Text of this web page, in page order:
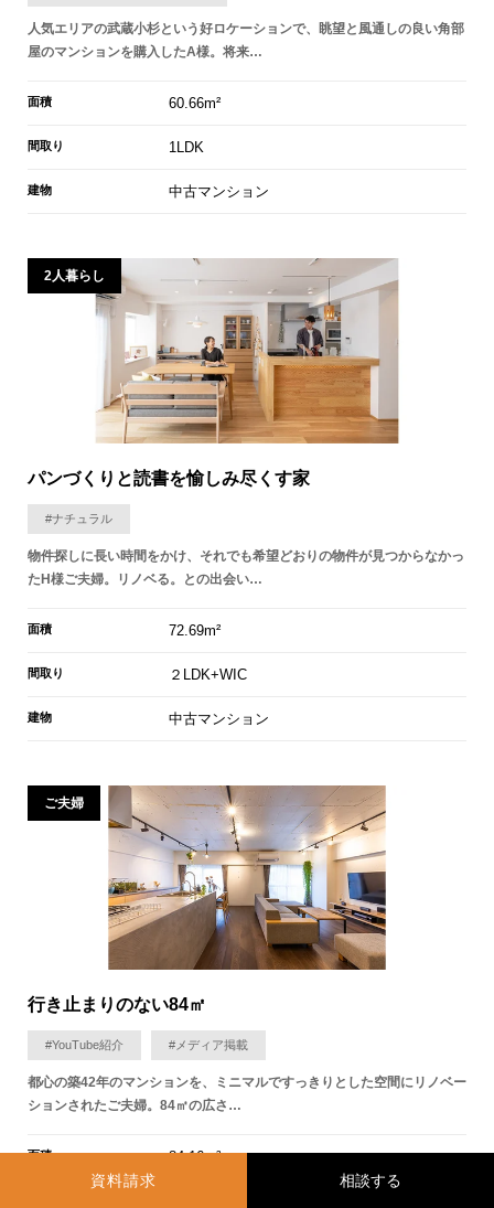
資料請求
人気エリアの武蔵小杉という好ロケーションで、眺望と風通しの良い角部
屋のマンションを購入したA様。将来…
面積 60.66m²
間取り 1LDK
建物 中古マンション
2人暮らし
パンづくりと読書を愉しみ尽くす家
#ナチュラル
物件探しに長い時間をかけ、それでも希望どおりの物件が見つからなかっ
たH様ご夫婦。リノベる。との出会い…
面積 72.69m²
間取り ２LDK+WIC
建物 中古マンション
ご夫婦
行き止まりのない84㎡
#YouTube紹介 #メディア掲載
都心の築42年のマンションを、ミニマルですっきりとした空間にリノベー
ションされたご夫婦。84㎡の広さ…
面積 84.16m²